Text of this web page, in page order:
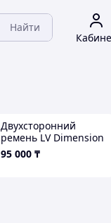
Найти
Двухсторонний
ремень LV Dimension
40 мм Blue
95 000 ₸